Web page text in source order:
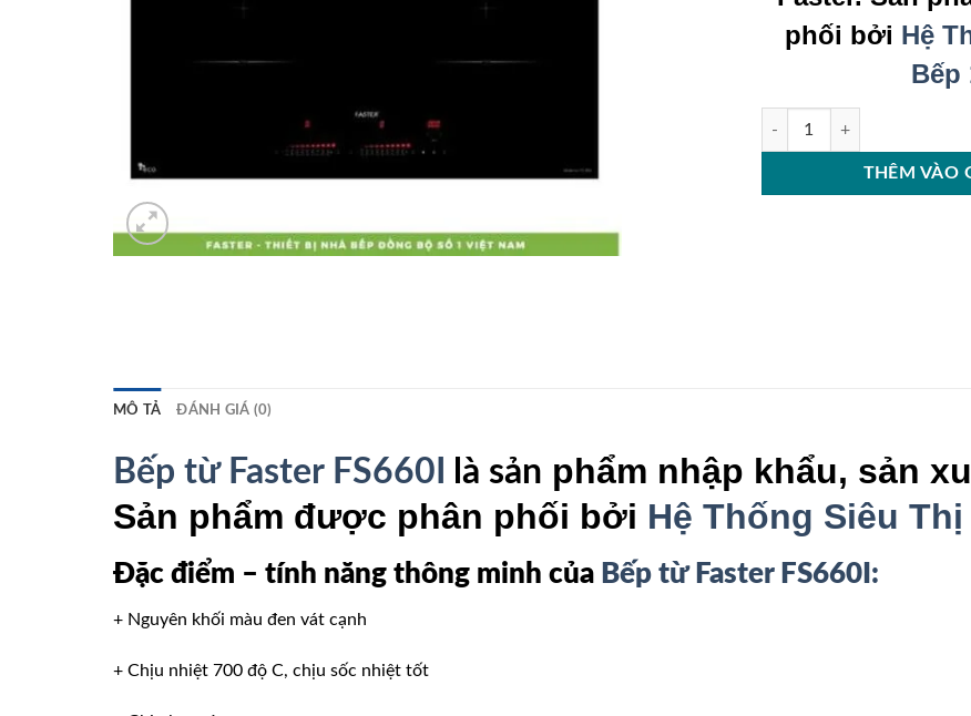
phối bởi Hệ
Bếp
Bếp từ Faster FS660I số lượng
THÊM VÀO
MÔ TẢ ĐÁNH GIÁ (0)
Bếp từ Faster FS660I là sản phẩm nhập khẩu, sản
Sản phẩm được phân phối bởi Hệ Thống Siêu Thị
Đặc điểm – tính năng thông minh của Bếp từ Faster FS660I:
+ Nguyên khối màu đen vát cạnh
+ Chịu nhiệt 700 độ C, chịu sốc nhiệt tốt